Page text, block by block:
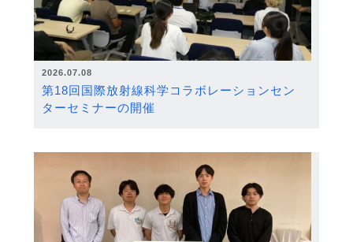
2026.07.08
第18回国際放射線科学コラボレーションセン
ターセミナーの開催